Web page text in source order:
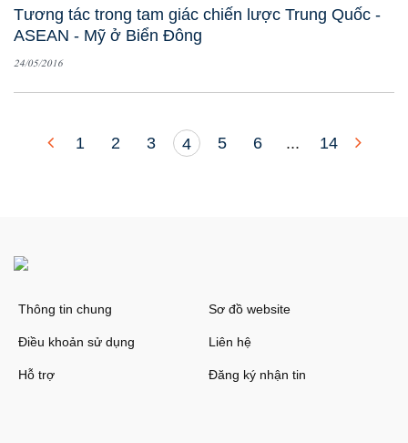
Tương tác trong tam giác chiến lược Trung Quốc -
ASEAN - Mỹ ở Biển Đông
24/05/2016
1 2 3 4 5 6 ... 14
Thông tin chung Sơ đồ website
Điều khoản sử dụng Liên hệ
Hỗ trợ Đăng ký nhận tin